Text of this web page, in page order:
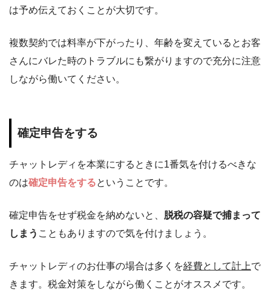
は予め伝えておくことが大切です。
複数契約では料率が下がったり、年齢を変えているとお客
さんにバレた時のトラブルにも繋がりますので充分に注意
しながら働いてください。
確定申告をする
チャットレディを本業にするときに1番気を付けるべきな
のは確定申告をするということです。
確定申告をせず税金を納めないと、 脱税の容疑で捕まって
しまう こともありますので気を付けましょう。
チャットレディのお仕事の場合は多くを経費として計上で
きます。税金対策をしながら働くことがオススメです。